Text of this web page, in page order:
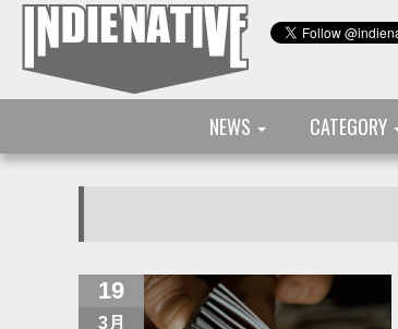
NEWS CATEGORY
19
3月